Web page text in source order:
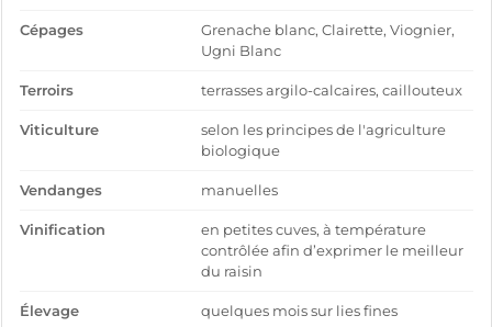
Cépages
Grenache blanc, Clairette, Viognier,
Ugni Blanc
Terroirs terrasses argilo-calcaires, caillouteux
Viticulture
selon les principes de l'agriculture
biologique
Vendanges manuelles
Vinification
en petites cuves, à température
contrôlée afin d’exprimer le meilleur
du raisin
Élevage quelques mois sur lies fines